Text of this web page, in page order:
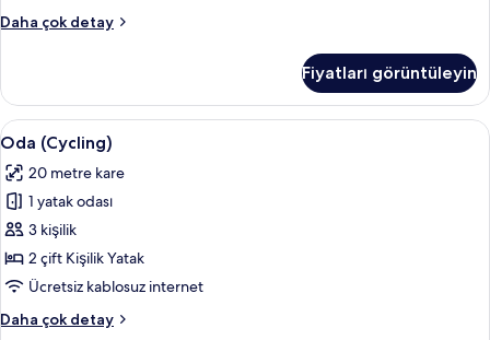
görün
Daha çok detay
Superior
(3+1
Renovated)
hakkında
fazla
detay
Fiyatları görüntüleyin
Oda
(Cycling)
için
tüm
fotoğrafları
görün
Oda (Cycling) | Masa, güneşlik/
4
Oda (Cycling)
20 metre kare
1 yatak odası
3 kişilik
2 çift Kişilik Yatak
Ücretsiz kablosuz internet
Daha çok detay
Oda